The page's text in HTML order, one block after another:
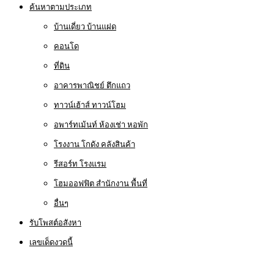
ค้นหาตามประเภท
บ้านเดี่ยว บ้านแฝด
คอนโด
ที่ดิน
อาคารพาณิชย์ ตึกแถว
ทาวน์เฮ้าส์ ทาวน์โฮม
อพาร์ทเม้นท์ ห้องเช่า หอพัก
โรงงาน โกดัง คลังสินค้า
รีสอร์ท โรงแรม
โฮมออฟฟิต สำนักงาน พื้นที่
อื่นๆ
รับโพสต์อสังหา
เลขเด็ดงวดนี้